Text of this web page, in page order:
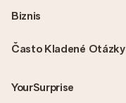
Často Kladené Otázky
YourSurprise
Biznis